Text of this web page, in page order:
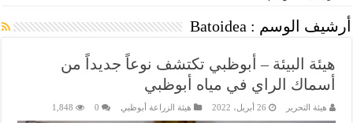
أرشيف الوسم : Batoidea
هيئة البيئة – أبوظبي تكتشف نوعاً جديداً من
أسماك الراي في مياه أبوظبي
هيئة التحرير 26 أبريل، 2022 هيئة الزراعة أبوظبي 0
1,848